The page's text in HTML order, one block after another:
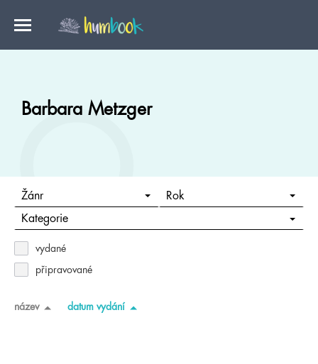
Barbara Metzger
Žánr Rok
Kategorie
vydané
připravované
název datum vydání